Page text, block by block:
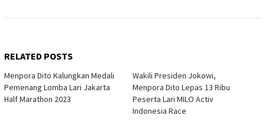
RELATED POSTS
Menpora Dito Kalungkan Medali
Pemenang Lomba Lari Jakarta
Half Marathon 2023
Wakili Presiden Jokowi,
Menpora Dito Lepas 13 Ribu
Peserta Lari MILO Activ
Indonesia Race